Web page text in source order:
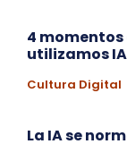
4 momentos
utilizamos IA
Cultura Digital
La IA se